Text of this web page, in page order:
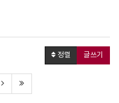
정렬 글쓰기